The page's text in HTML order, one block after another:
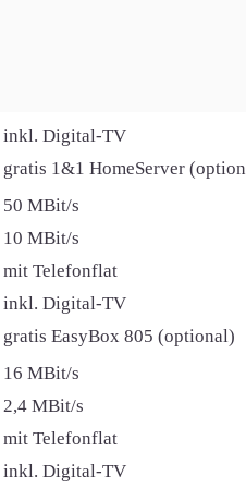
inkl. Digital-TV
gratis 1&1 HomeServer
50 MBit/s
10 MBit/s
mit Telefonflat
inkl. Digital-TV
gratis EasyBox 805 (optional)
16 MBit/s
2,4 MBit/s
mit Telefonflat
inkl. Digital-TV